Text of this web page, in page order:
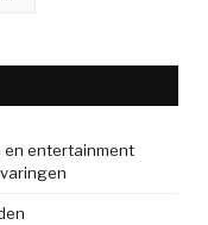
en entertainment